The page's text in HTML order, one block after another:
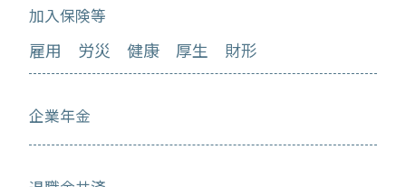
加入保険等
雇用 労災 健康 厚生 財形
企業年金